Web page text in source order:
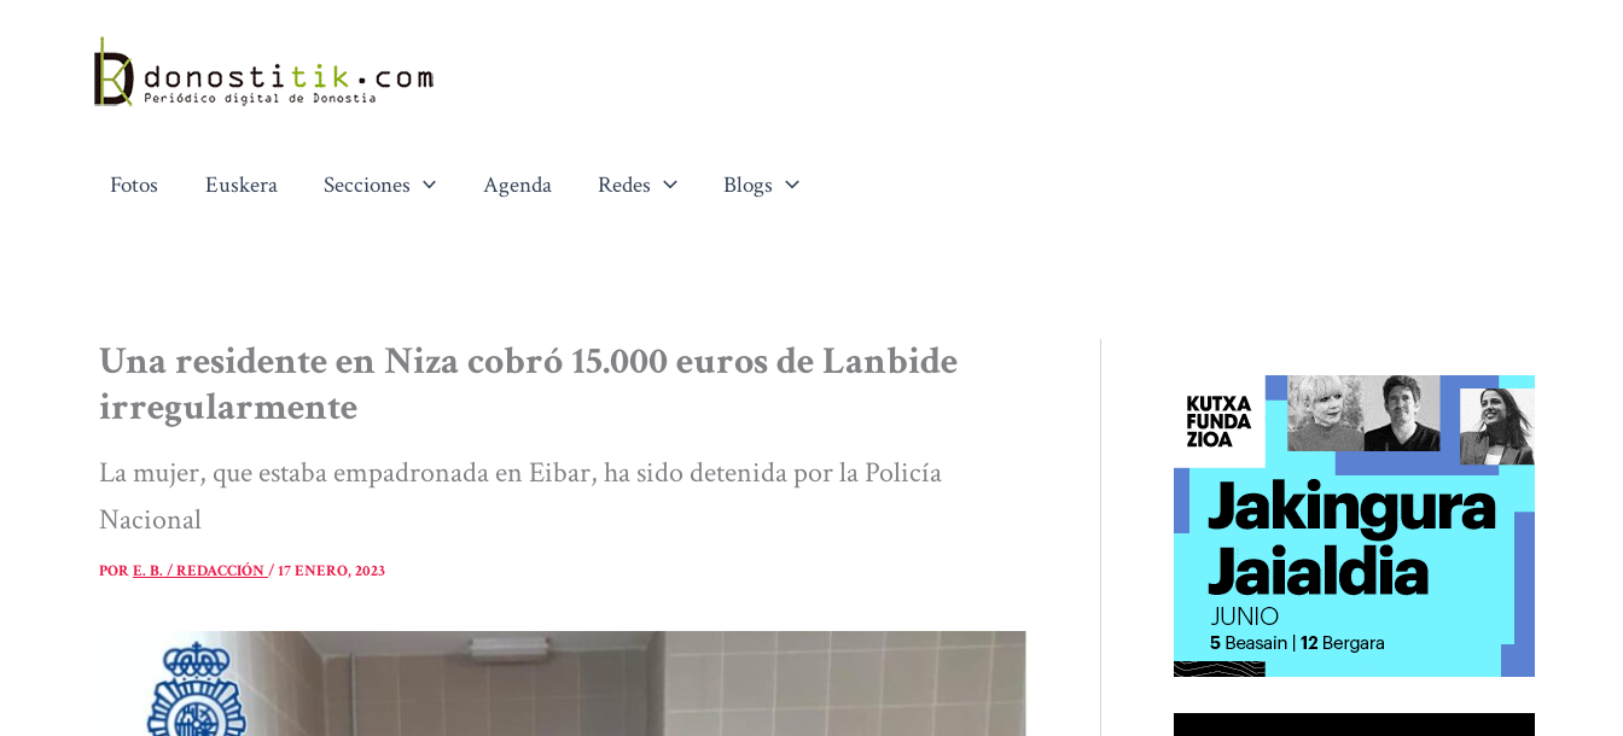
contenido
Fotos Euskera Secciones Agenda Redes Blogs
Una residente en Niza cobró 15.000 euros de Lanbide
irregularmente
La mujer, que estaba empadronada en Eibar, ha sido detenida por la Policía
Nacional
PORE. B. / REDACCIÓN/17 ENERO, 2023